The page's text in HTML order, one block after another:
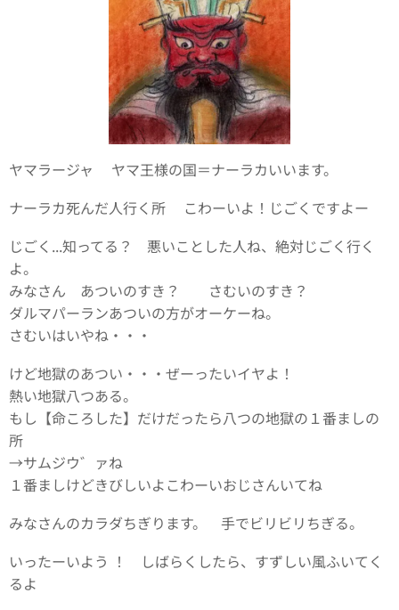
ヤマラージャ ヤマ王様の国＝ナーラカいいます。
ナーラカ死んだ人行く所 こわーいよ！じごくですよー
じごく...知ってる？ 悪いことした人ね、絶対じごく行く
よ。
みなさん あついのすき？ さむいのすき？
ダルマパーランあついの方がオーケーね。
さむいはいやね・・・
けど地獄のあつい・・・ぜーったいイヤよ！
熱い地獄八つある。
もし【命ころした】だけだったら八つの地獄の１番ましの
所
→サムジウ゛ァね
１番ましけどきびしいよこわーいおじさんいてね
みなさんのカラダちぎります。 手でビリビリちぎる。
いったーいよう ！ しばらくしたら、すずしい風ふいてく
るよ